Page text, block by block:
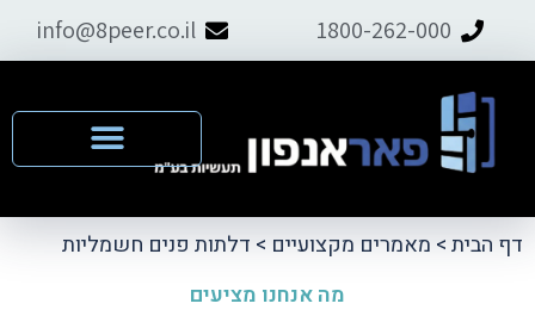
1800-262-000
info@8peer.co.il
דף הבית> מאמרים מקצועיים > דלתות פנים חשמליות
מה אנחנו מציעים